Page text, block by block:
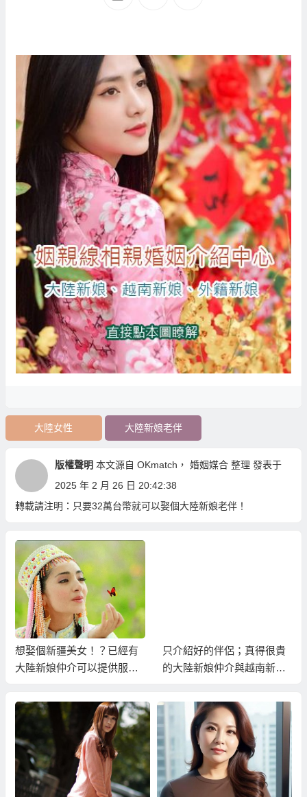
大陸女性 大陸新娘老伴
版權聲明 本文源自 OKmatch ， 婚姻媒合整理 發表于
2025 年 2 月 26 日 20:42:38
轉載請注明： 只要32萬台幣就可以娶個大陸新娘老伴！
想娶個新疆美女！？已經有
大陸新娘仲介可以提供服
只介紹好的伴侶；真得很貴
的大陸新娘仲介與越南新娘